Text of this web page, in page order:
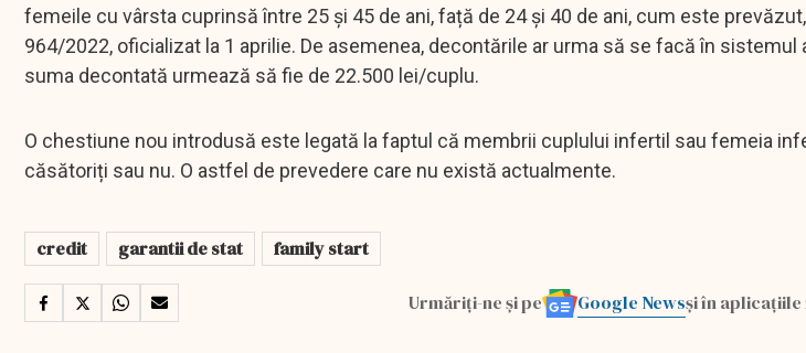
femeile cu vârsta cuprinsă între 25 și 45 de ani, față de 24 și 40 de ani, cum este
964/2022, oficializat la 1 aprilie. De asemenea, decontările ar urma să se facă în
suma decontată urmează să fie de 22.500 lei/cuplu.
O chestiune nou introdusă este legată la faptul că membrii cuplului infertil sau femeia
căsătoriți sau nu. O astfel de prevedere care nu există actualmente.
credit garantii de stat family start
Urmăriți-ne și pe Google Newsși în